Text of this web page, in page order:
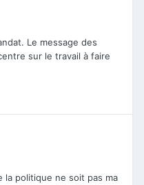
Le message des
sur le travail à faire
la politique ne soit pas ma